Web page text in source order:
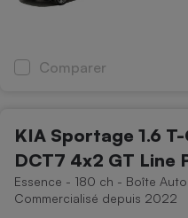
Comparer
KIA Sportage 1.6
DCT7 4x2 GT Line
Essence - 180 ch - Boîte
Commercialisé depuis 2022